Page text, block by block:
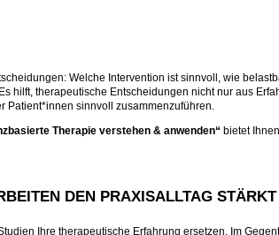
Welche Intervention ist sinnvoll, wie
hilft, therapeutische Entscheidungen nicht nur aus
Patient*innen sinnvoll zusammenzuführen.
Therapie verstehen & anwenden“ bietet
DEN PRAXISALLTAG STÄRKT
Ihre therapeutische Erfahrung ersetzen. Im